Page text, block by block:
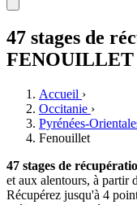
47 stages de
FENOUILLET
Accueil ›
Occitanie ›
Pyrénées-
Fenouillet
47 stages de
et aux alentours, à partir
Récupérez jusqu'à 4